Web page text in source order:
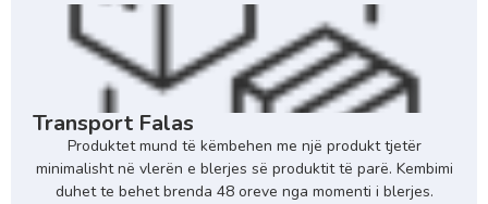
Transport Falas
Produktet mund të këmbehen me një produkt tjetër
minimalisht në vlerën e blerjes së produktit të parë. Kembimi
duhet te behet brenda 48 oreve nga momenti i blerjes.